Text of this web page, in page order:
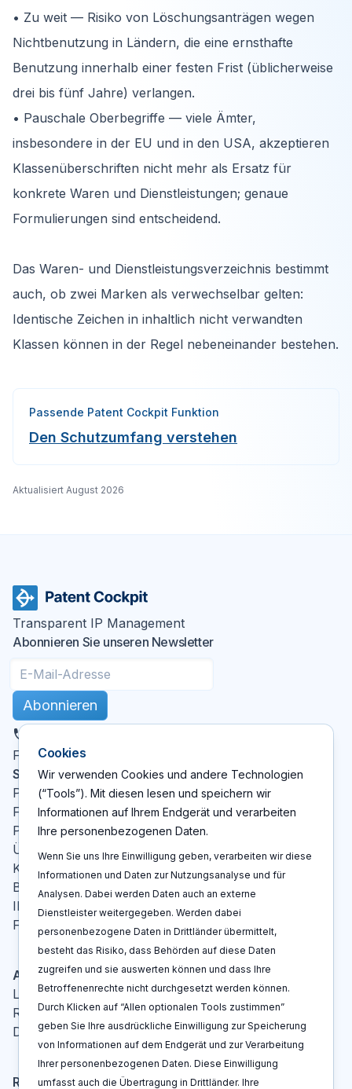
• Zu weit — Risiko von Löschungsanträgen wegen
Nichtbenutzung in Ländern, die eine ernsthafte
Benutzung innerhalb einer festen Frist (üblicherweise
drei bis fünf Jahre) verlangen.
• Pauschale Oberbegriffe — viele Ämter,
insbesondere in der EU und in den USA, akzeptieren
Klassenüberschriften nicht mehr als Ersatz für
konkrete Waren und Dienstleistungen; genaue
Formulierungen sind entscheidend.
Das Waren- und Dienstleistungsverzeichnis bestimmt
auch, ob zwei Marken als verwechselbar gelten:
Identische Zeichen in inhaltlich nicht verwandten
Klassen können in der Regel nebeneinander bestehen.
Passende Patent Cockpit Funktion
Den Schutzumfang verstehen
Aktualisiert August 2026
Transparent IP Management
Abonnieren Sie unseren Newsletter
Abonnieren
Folgen Sie uns
Seiten
Patent Cockpit
Funktionen
Preise
Über Uns
Kontakt
Blog
IP-Glossar
FAQ
Aktionen
Log In
Registrieren
Demo buchen
Rechtshinweise
Cookies
Wir verwenden Cookies und andere Technologien
(“Tools”). Mit diesen lesen und speichern wir
Informationen auf Ihrem Endgerät und verarbeiten
Ihre personenbezogenen Daten.
Wenn Sie uns Ihre Einwilligung geben, verarbeiten wir diese
Informationen und Daten zur Nutzungsanalyse und für
Analysen. Dabei werden Daten auch an externe
Dienstleister weitergegeben. Werden dabei
personenbezogene Daten in Drittländer übermittelt,
besteht das Risiko, dass Behörden auf diese Daten
zugreifen und sie auswerten können und dass Ihre
Betroffenenrechte nicht durchgesetzt werden können.
Durch Klicken auf “Allen optionalen Tools zustimmen”
geben Sie Ihre ausdrückliche Einwilligung zur Speicherung
von Informationen auf dem Endgerät und zur Verarbeitung
Ihrer personenbezogenen Daten. Diese Einwilligung
umfasst auch die Übertragung in Drittländer. Ihre